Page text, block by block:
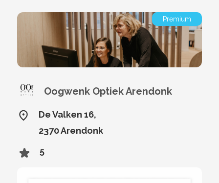
Premium
Oogwenk Optiek Arendonk
De Valken 16,
2370 Arendonk
5